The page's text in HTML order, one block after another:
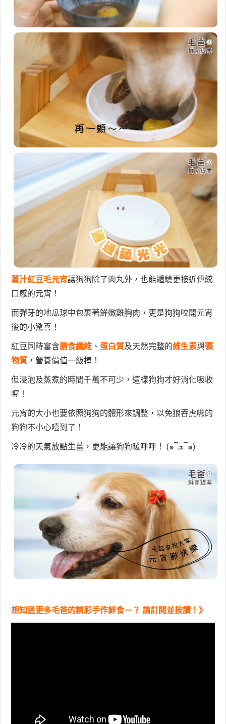
薑汁紅豆毛元宵讓狗狗除了肉丸外，也能體驗更接近傳統
口感的元宵！
而彈牙的地瓜球中包裹著鮮嫩雞胸肉，更是狗狗咬開元宵
後的小驚喜！
紅豆同時富含膳食纖維 、蛋白質及天然完整的維生素與礦
物質 ，營養價值一級棒！
但浸泡及蒸煮的時間千萬不可少，這樣狗狗才好消化吸收
喔！
元宵的大小也要依照狗狗的體形來調整，以免狼吞虎嚥的
狗狗不小心噎到了！
冷冷的天氣放點生薑，更能讓狗狗暖呼呼！ (๑¯ܫ¯๑)
想知道更多毛爸的精彩手作鮮食－？ 請訂閱並按讚！》